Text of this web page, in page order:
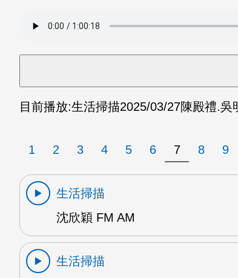
目前播放:生活掃描2025/03/27陳殿禮.吳
1 2 3 4 5 6 7 8 9
生活掃描
沈欣穎 FM AM
生活掃描